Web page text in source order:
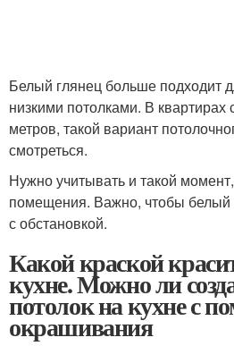
Белый глянец больше подходит
низкими потолками. В
метров, такой вариант
смотреться.
Нужно учитывать и такой
помещения. Важно, чтобы белый
с обстановкой.
Какой краской
кухне. Можно ли
потолок на кухне с
окрашивания